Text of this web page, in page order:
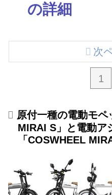
の詳細
1
次
原付一種の電動モペ
MIRAI S」と電動ア
「COSWHEEL